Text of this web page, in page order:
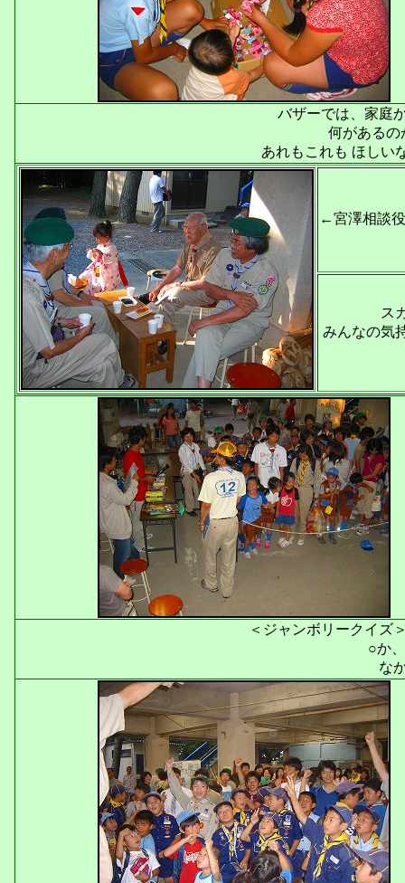
バザーでは、家庭
何がある
あれもこれも ほし
←宮澤相談
ス
みんなの気
＜ジャンボリークイ
○か
な